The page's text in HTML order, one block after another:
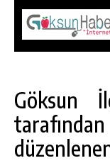
Göksun